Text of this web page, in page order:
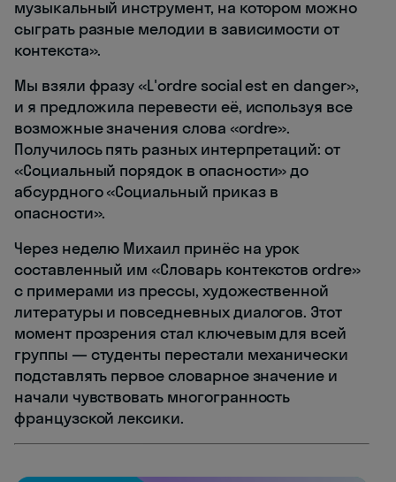
музыкальный инструмент, на котором можно
сыграть разные мелодии в зависимости от
контекста».
Мы взяли фразу «L'ordre social est en danger»,
и я предложила перевести её, используя все
возможные значения слова «ordre».
Получилось пять разных интерпретаций: от
«Социальный порядок в опасности» до
абсурдного «Социальный приказ в
опасности».
Через неделю Михаил принёс на урок
составленный им «Словарь контекстов ordre»
с примерами из прессы, художественной
литературы и повседневных диалогов. Этот
момент прозрения стал ключевым для всей
группы — студенты перестали механически
подставлять первое словарное значение и
начали чувствовать многогранность
французской лексики.